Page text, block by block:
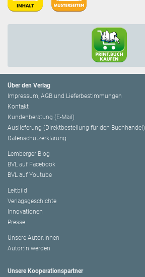
Über den Verlag
Impressum, AGB und Lieferbestimmungen
Kontakt
Kundenberatung (E-Mail)
Auslieferung (Direktbestellung für den Buchhandel)
Datenschutzerklärung
Lemberger Blog
BVL auf Facebook
BVL auf Youtube
Leitbild
Verlagsgeschichte
Innovationen
Presse
Unsere Autor:innen
Autor:in werden
Unsere Kooperationspartner